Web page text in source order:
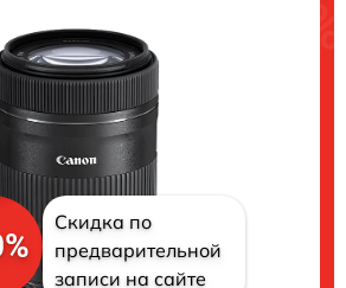
Скидка по
предварительной
записи на сайте